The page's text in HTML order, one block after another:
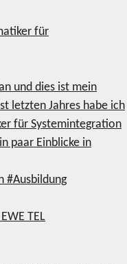
für
und dies ist mein
letzten Jahres habe ich
für Systemintegration
paar Einblicke in
#Ausbildung